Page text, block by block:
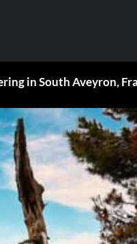
in South Aveyron,